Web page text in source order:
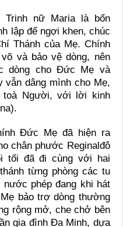
Trinh nữ Maria là bổn
lập để ngợi khen, chúc
Thánh của Mẹ. Chính
và bảo vệ dòng, nên
dòng cho Đức Mẹ và
vẫn dâng mình cho Mẹ,
Người, với lời kinh
Đức Mẹ đã hiện ra
chân phước Reginalđô
tối đã đi cùng với hai
từng phòng các tu
phép đang khi hát
bảo trợ dòng thường
rộng mở, che chở bên
gia đình Đa Minh, dựa